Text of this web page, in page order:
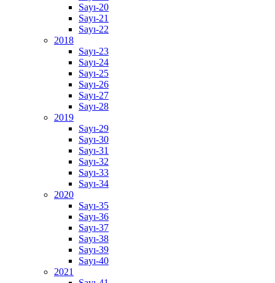
Sayı-20
Sayı-21
Sayı-22
2018
Sayı-23
Sayı-24
Sayı-25
Sayı-26
Sayı-27
Sayı-28
2019
Sayı-29
Sayı-30
Sayı-31
Sayı-32
Sayı-33
Sayı-34
2020
Sayı-35
Sayı-36
Sayı-37
Sayı-38
Sayı-39
Sayı-40
2021